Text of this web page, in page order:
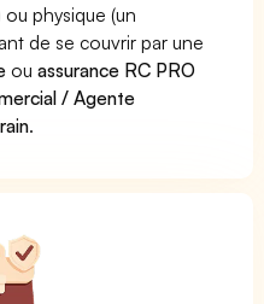
physique (un
de se couvrir par une
ouassurance RC PRO
/ Agente
.